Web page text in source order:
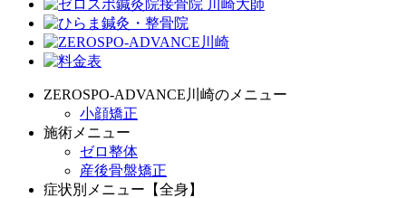
ZEROSPO-ADVANCE川崎のメニュー
小顔矯正
施術メニュー
ゼロ整体
産後骨盤矯正
症状別メニュー【全身】